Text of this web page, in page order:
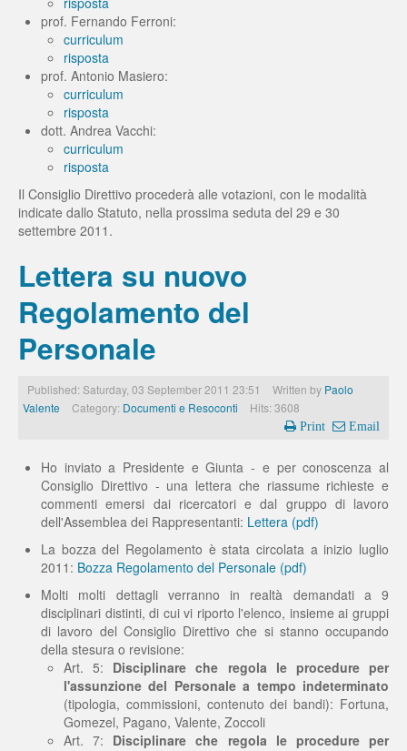
prof. Fernando Ferroni:
curriculum
risposta
prof. Antonio Masiero:
curriculum
risposta
dott. Andrea Vacchi:
curriculum
risposta
Il Consiglio Direttivo procederà alle votazioni, con le modalità
indicate dallo Statuto, nella prossima seduta del 29 e 30
settembre 2011.
Lettera su nuovo
Regolamento del
Personale
Published: Saturday, 03 September 2011 23:51 Written by Paolo
Valente
Category: Documenti e Resoconti Hits: 3608
Print Email
Ho inviato a Presidente e Giunta - e per conoscenza al
Consiglio Direttivo - una lettera che riassume richieste e
commenti emersi dai ricercatori e dal gruppo di lavoro
dell'Assemblea dei Rappresentanti: Lettera (pdf)
La bozza del Regolamento è stata circolata a inizio luglio
2011: Bozza Regolamento del Personale (pdf)
Molti molti dettagli verranno in realtà demandati a 9
disciplinari distinti, di cui vi riporto l'elenco, insieme ai gruppi
di lavoro del Consiglio Direttivo che si stanno occupando
della stesura o revisione:
Art. 5: Disciplinare che regola le procedure per
l'assunzione del Personale a tempo indeterminato
(tipologia, commissioni, contenuto dei bandi): Fortuna,
Gomezel, Pagano, Valente, Zoccoli
Art. 7: Disciplinare che regola le procedure per